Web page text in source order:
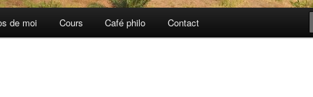
de moi Cours Café philo Contact